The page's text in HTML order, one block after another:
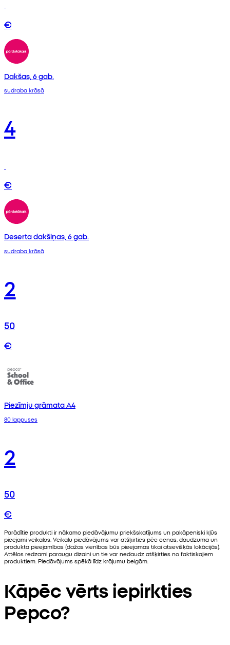
€
Dakšas, 6 gab.
sudraba krāsā
4
€
Deserta dakšiņas, 6 gab.
sudraba krāsā
2
50
€
Piezīmju grāmata A4
80 lappuses
2
50
€
Parādītie produkti ir nākamo piedāvājumu priekšskatījums un pakāpeniski kļūs
pieejami veikalos. Veikalu piedāvājums var atšķirties pēc cenas, daudzuma un
produkta pieejamības (dažas vienības būs pieejamas tikai atsevišķās lokācijās).
Attēlos redzami paraugu dizaini un tie var nedaudz atšķirties no faktiskajiem
produktiem. Piedāvājums spēkā līdz krājumu beigām.
Kāpēc vērts iepirkties
Pepco?